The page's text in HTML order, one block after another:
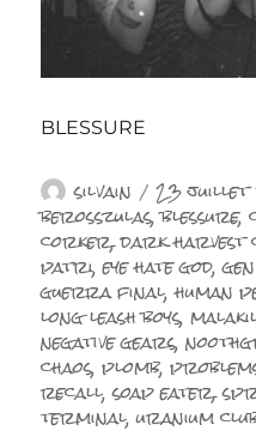
BLESSURE
Auteur
silvain Publié
le
23 juillet
berosszulas,blessure,
corker,dark harvest
patri,eye hate god,
guerra final,human
long leash boys,
negative gears,
chaos,plomb,
recall,soap eater,
terminal,uranium